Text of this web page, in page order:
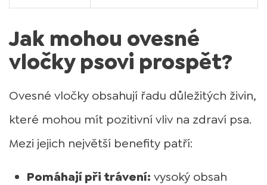
Jak mohou ovesné
vločky psovi prospět?
Ovesné vločky obsahují řadu důležitých živin,
které mohou mít pozitivní vliv na zdraví psa.
Mezi jejich největší benefity patří:
Pomáhají při trávení: vysoký obsah